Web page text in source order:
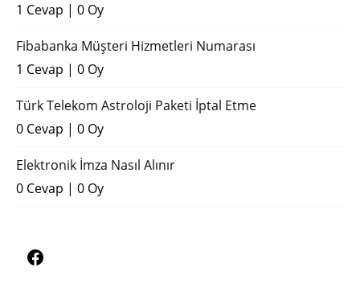
1 Cevap | 0 Oy
Fibabanka Müşteri Hizmetleri Numarası
1 Cevap | 0 Oy
Türk Telekom Astroloji Paketi İptal Etme
0 Cevap | 0 Oy
Elektronik İmza Nasıl Alınır
0 Cevap | 0 Oy